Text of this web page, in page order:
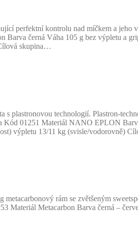
perfektní kontrolu nad míčkem a jeho
Barva černá Váha 105 g bez výpletu a
skupina…
plastronovou technologií. Plastron-
01251 Materiál NANO EPLON
výpletu 13/11 kg (svisle/vodorovně)
rám se zvětšeným
Materiál Metacarbon Barva černá –